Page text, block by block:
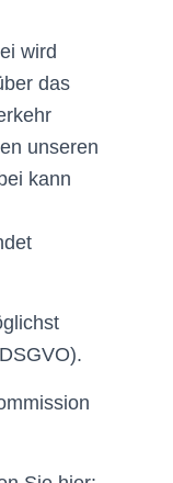
wird
das
unseren
kann